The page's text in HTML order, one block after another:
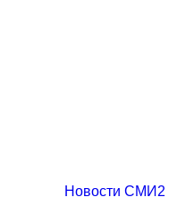
Новости СМИ2